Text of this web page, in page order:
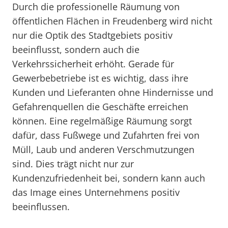
Durch die professionelle Räumung von
öffentlichen Flächen in Freudenberg wird nicht
nur die Optik des Stadtgebiets positiv
beeinflusst, sondern auch die
Verkehrssicherheit erhöht. Gerade für
Gewerbebetriebe ist es wichtig, dass ihre
Kunden und Lieferanten ohne Hindernisse und
Gefahrenquellen die Geschäfte erreichen
können. Eine regelmäßige Räumung sorgt
dafür, dass Fußwege und Zufahrten frei von
Müll, Laub und anderen Verschmutzungen
sind. Dies trägt nicht nur zur
Kundenzufriedenheit bei, sondern kann auch
das Image eines Unternehmens positiv
beeinflussen.